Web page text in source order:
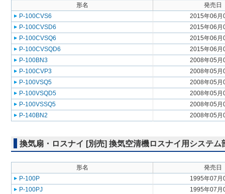
形名
発売日
P-100CVS6
2015年06月
P-100CVSD6
2015年06月
P-100CVSQ6
2015年06月
P-100CVSQD6
2015年06月
P-100BN3
2008年05月
P-100CVP3
2008年05月
P-100VSQ5
2008年05月
P-100VSQD5
2008年05月
P-100VSSQ5
2008年05月
P-140BN2
2008年05月
換気扇・ロスナイ [別売] 換気空清機ロスナイ用システ
形名
発売日
P-100P
1995年07月
P-100PJ
1995年07月